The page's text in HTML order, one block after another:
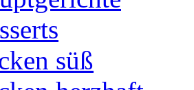
süß